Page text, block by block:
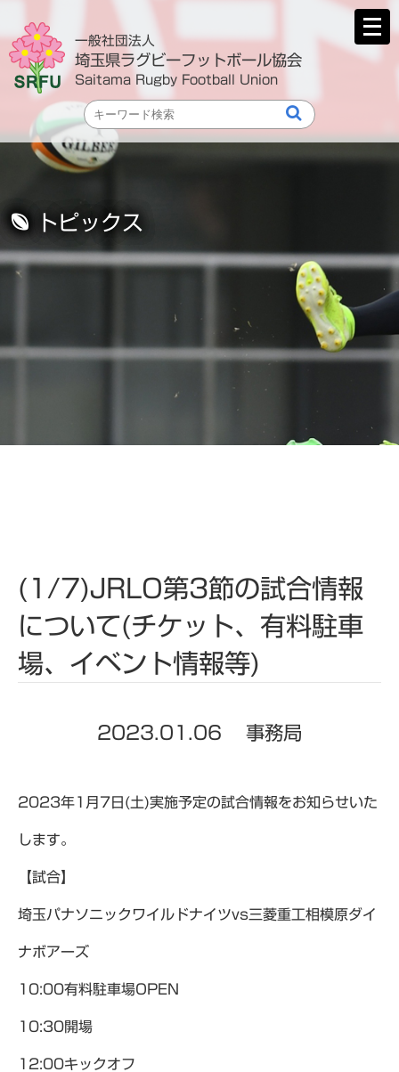
一般社団法人
埼玉県ラグビーフットボール協会
Saitama Rugby Football Union
メ
ニ
ュ
く
トピックス
(1/7)JRLO第3節の試合情報
について(チケット、有料駐車
場、イベント情報等)
2023.01.06 事務局
2023年1月7日(土)実施予定の試合情報をお知らせいた
します。
【試合】
埼玉パナソニックワイルドナイツvs三菱重工相模原ダイ
ナボアーズ
10:00有料駐車場OPEN
10:30開場
12:00キックオフ